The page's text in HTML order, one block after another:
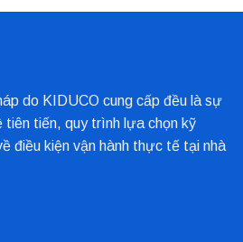
do KIDUCO cung cấp đều là sự
tiên tiến, quy trình lựa chọn kỹ
điều kiện vận hành thực tế tại nhà